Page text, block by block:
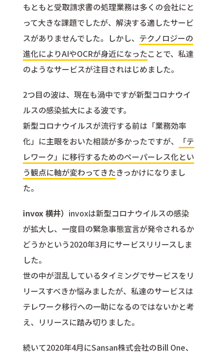
もともと受取請求書の処理業務は多くの会社にと
って大きな課題でしたが、解決する適したサービ
スがありませんでした。しかし、 テクノロジーの
進化によりAIやOCRが身近になったことで、私達
のようなサービスが注目されはじめました。
2つ目の波は、現在も渦中ですが新型コロナウイ
ルスの感染拡大による波です。
新型コロナウイルスが流行する前は「業務効率
化」に主眼をおいた相談が多かったですが、
「テ
レワーク」に移行するためのペーパーレス化とい
う観点に軸が変わってきたきっかけになりまし
た。
invox 横井） invoxは新型コロナウイルスの感染
が拡大し、一度目の緊急事態宣言が発令されるか
どうかという2020年3月にサービスリリースしま
した。
世の中が混乱しているタイミングでサービスをリ
リースすべきか悩みましたが、私達のサービスは
テレワーク移行への一助になるのではないかと考
え、リリースに踏み切りました。
続いて2020年4月にSansan株式会社のBill One、